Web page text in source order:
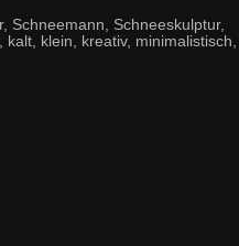
Schneemann, Schneeskulptur,
klein, kreativ, minimalistisch,